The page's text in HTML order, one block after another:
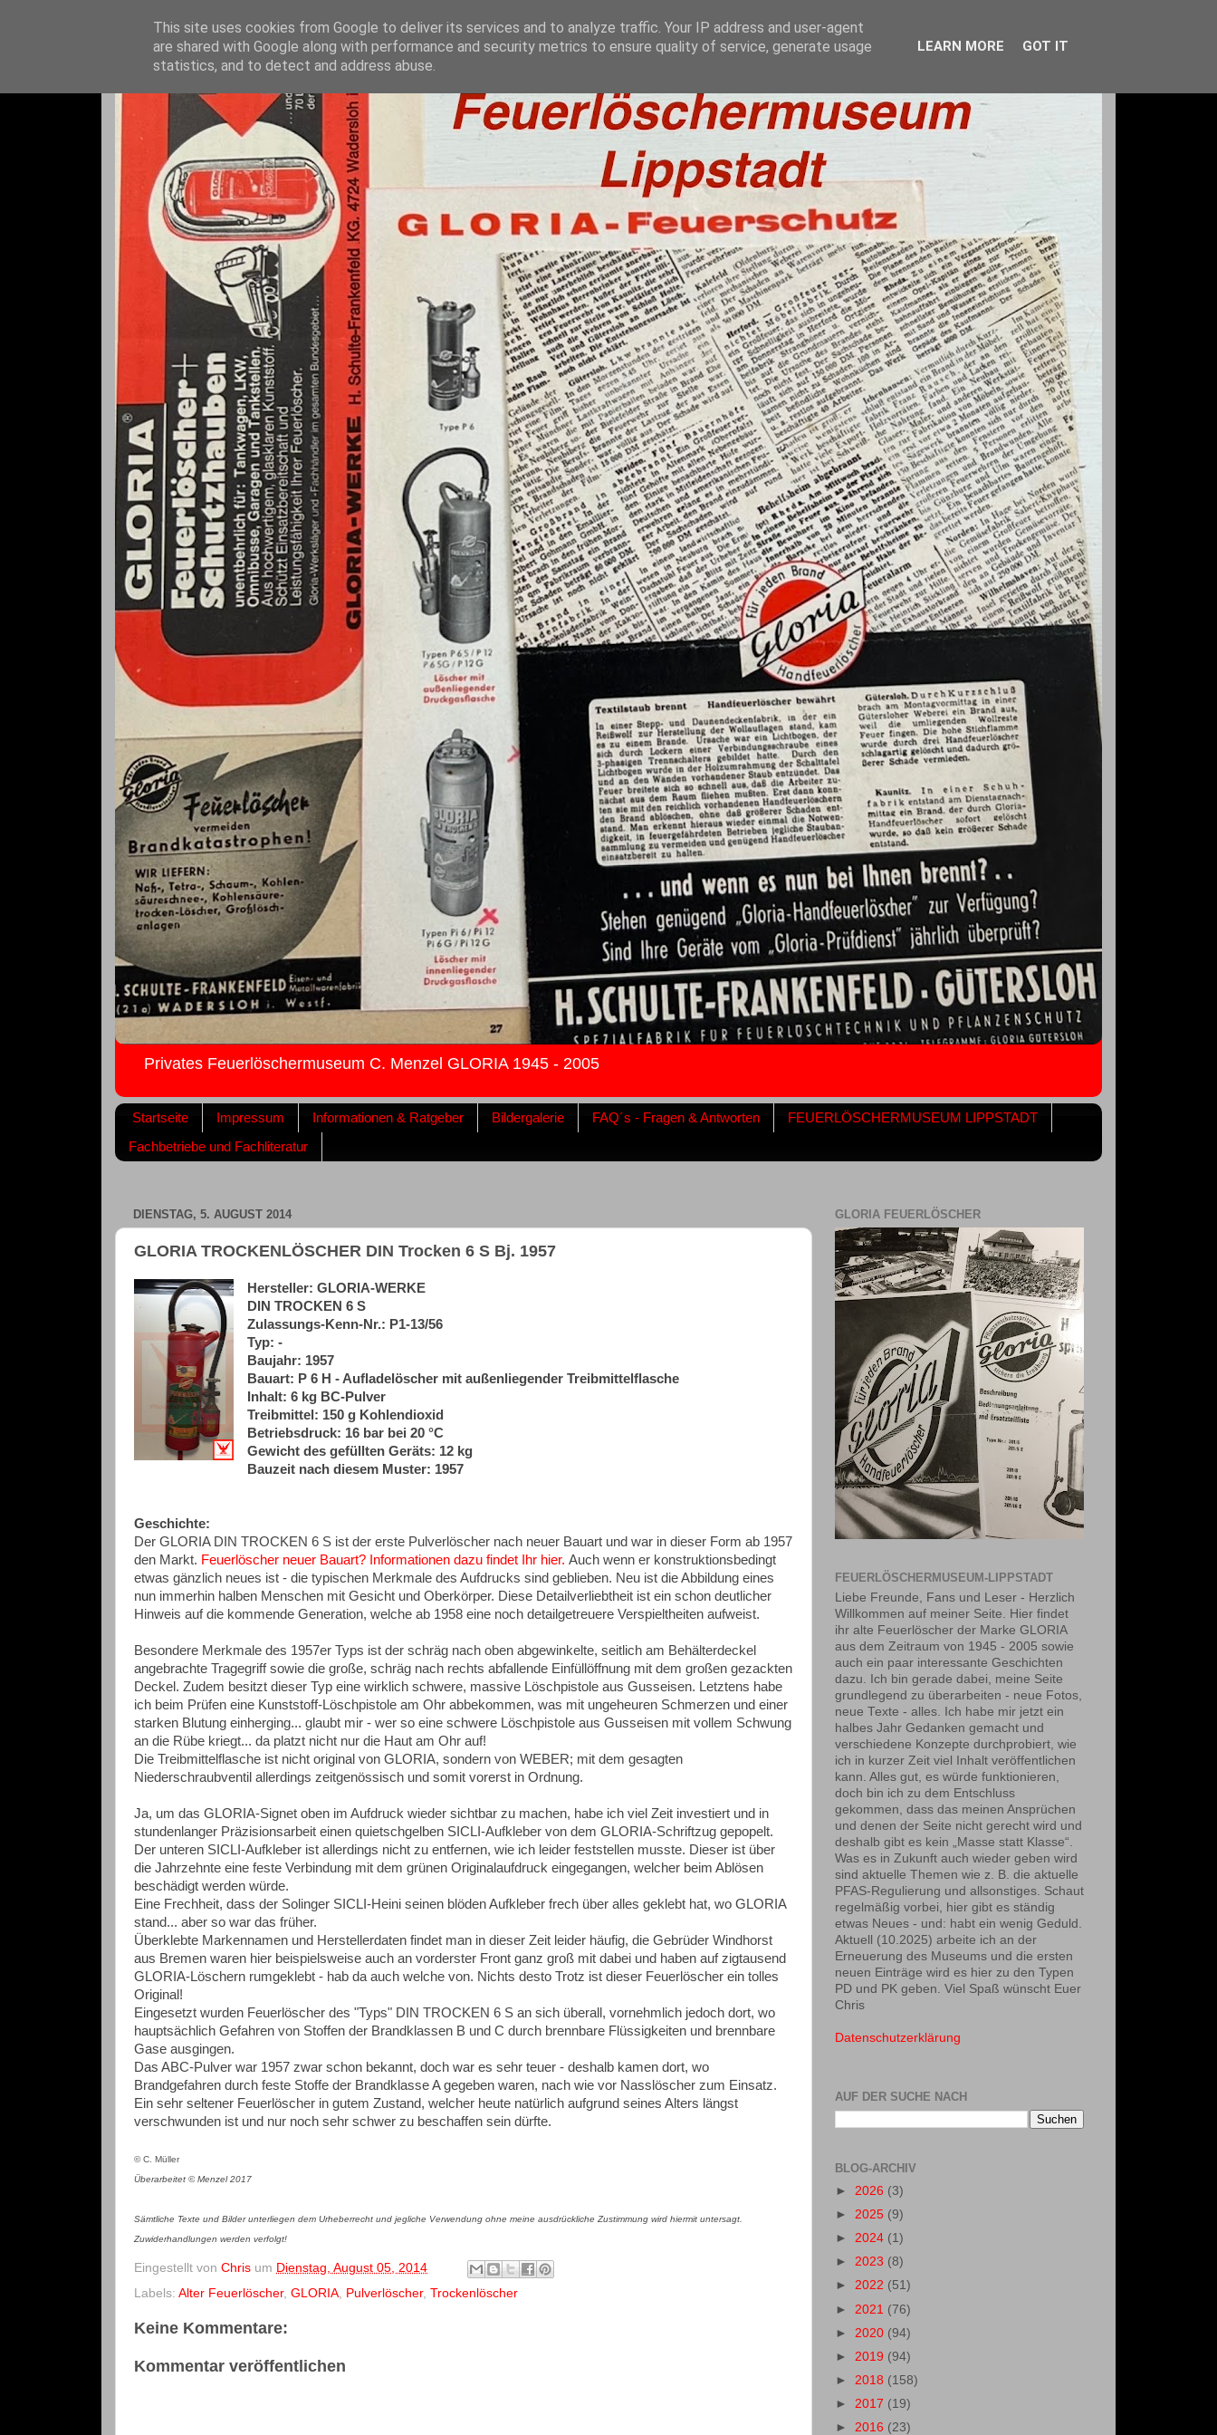
Privates Feuerlöschermuseum C. Menzel GLORIA 1945 - 2005
Startseite Impressum Informationen & Ratgeber Bildergalerie FAQ´s - Fragen & Antworten
FEUERLÖSCHERMUSEUM LIPPSTADT
Fachbetriebe und Fachliteratur
DIENSTAG, 5. AUGUST 2014
GLORIA TROCKENLÖSCHER DIN Trocken 6 S Bj. 1957
Hersteller: GLORIA-WERKE
DIN TROCKEN 6 S
Zulassungs-Kenn-Nr.: P1-13/56
Typ: -
Baujahr: 1957
Bauart: P 6 H - Aufladelöscher mit außenliegender Treibmittelflasche
Inhalt: 6 kg BC-Pulver
Treibmittel: 150 g Kohlendioxid
Betriebsdruck: 16 bar bei 20 °C
Gewicht des gefüllten Geräts: 12 kg
Bauzeit nach diesem Muster: 1957
Geschichte:
Der GLORIA DIN TROCKEN 6 S ist der erste Pulverlöscher nach neuer Bauart und war in dieser Form ab 1957
den Markt. Feuerlöscher neuer Bauart? Informationen dazu findet Ihr hier. Auch wenn er konstruktionsbedingt
etwas gänzlich neues ist - die typischen Merkmale des Aufdrucks sind geblieben. Neu ist die Abbildung eines
nun immerhin halben Menschen mit Gesicht und Oberkörper. Diese Detailverliebtheit ist ein schon deutlicher
Hinweis auf die kommende Generation, welche ab 1958 eine noch detailgetreuere Verspieltheiten aufweist.
Besondere Merkmale des 1957er Typs ist der schräg nach oben abgewinkelte, seitlich am Behälterdeckel
angebrachte Tragegriff sowie die große, schräg nach rechts abfallende Einfüllöffnung mit dem großen gezackten
Deckel. Zudem besitzt dieser Typ eine wirklich schwere, massive Löschpistole aus Gusseisen. Letztens habe
ich beim Prüfen eine Kunststoff-Löschpistole am Ohr abbekommen, was mit ungeheuren Schmerzen und einer
starken Blutung einherging... glaubt mir - wer so eine schwere Löschpistole aus Gusseisen mit vollem Schwung
an die Rübe kriegt... da platzt nicht nur die Haut am Ohr auf!
Die Treibmittelflasche ist nicht original von GLORIA, sondern von WEBER; mit dem gesagten
Niederschraubventil allerdings zeitgenössisch und somit vorerst in Ordnung.
Ja, um das GLORIA-Signet oben im Aufdruck wieder sichtbar zu machen, habe ich viel Zeit investiert und in
stundenlanger Präzisionsarbeit einen quietschgelben SICLI-Aufkleber von dem GLORIA-Schriftzug gepopelt.
Der unteren SICLI-Aufkleber ist allerdings nicht zu entfernen, wie ich leider feststellen musste. Dieser ist über
die Jahrzehnte eine feste Verbindung mit dem grünen Originalaufdruck eingegangen, welcher beim Ablösen
beschädigt werden würde.
Eine Frechheit, dass der Solinger SICLI-Heini seinen blöden Aufkleber frech über alles geklebt hat, wo GLORIA
stand... aber so war das früher.
Überklebte Markennamen und Herstellerdaten findet man in dieser Zeit leider häufig, die Gebrüder Windhorst
aus Bremen waren hier beispielsweise auch an vorderster Front ganz groß mit dabei und haben auf zigtausend
GLORIA-Löschern rumgeklebt - hab da auch welche von. Nichts desto Trotz ist dieser Feuerlöscher ein tolles
Original!
Eingesetzt wurden Feuerlöscher des "Typs" DIN TROCKEN 6 S an sich überall, vornehmlich jedoch dort, wo
hauptsächlich Gefahren von Stoffen der Brandklassen B und C durch brennbare Flüssigkeiten und brennbare
Gase ausgingen.
Das ABC-Pulver war 1957 zwar schon bekannt, doch war es sehr teuer - deshalb kamen dort, wo
Brandgefahren durch feste Stoffe der Brandklasse A gegeben waren, nach wie vor Nasslöscher zum Einsatz.
Ein sehr seltener Feuerlöscher in gutem Zustand, welcher heute natürlich aufgrund seines Alters längst
verschwunden ist und nur noch sehr schwer zu beschaffen sein dürfte.
© C. Müller
Überarbeitet © Menzel 2017
Sämtliche Texte und Bilder unterliegen dem Urheberrecht und jegliche Verwendung ohne meine ausdrückliche Zustimmung wird hiermit untersagt.
Zuwiderhandlungen werden verfolgt!
Eingestellt von Chris um Dienstag, August 05, 2014
Labels: Alter Feuerlöscher, GLORIA, Pulverlöscher, Trockenlöscher
Keine Kommentare:
Kommentar veröffentlichen
GLORIA FEUERLÖSCHER
FEUERLÖSCHERMUSEUM-LIPPSTADT
Liebe Freunde, Fans und Leser - Herzlich
Willkommen auf meiner Seite. Hier findet
ihr alte Feuerlöscher der Marke GLORIA
aus dem Zeitraum von 1945 - 2005 sowie
auch ein paar interessante Geschichten
dazu. Ich bin gerade dabei, meine Seite
grundlegend zu überarbeiten - neue Fotos,
neue Texte - alles. Ich habe mir jetzt ein
halbes Jahr Gedanken gemacht und
verschiedene Konzepte durchprobiert, wie
ich in kurzer Zeit viel Inhalt veröffentlichen
kann. Alles gut, es würde funktionieren,
doch bin ich zu dem Entschluss
gekommen, dass das meinen Ansprüchen
und denen der Seite nicht gerecht wird und
deshalb gibt es kein „Masse statt Klasse“.
Was es in Zukunft auch wieder geben wird
sind aktuelle Themen wie z. B. die aktuelle
PFAS-Regulierung und allsonstiges. Schaut
regelmäßig vorbei, hier gibt es ständig
etwas Neues - und: habt ein wenig Geduld.
Aktuell (10.2025) arbeite ich an der
Erneuerung des Museums und die ersten
neuen Einträge wird es hier zu den Typen
PD und PK geben. Viel Spaß wünscht Euer
Chris
Datenschutzerklärung
AUF DER SUCHE NACH
BLOG-ARCHIV
► 2026 (3)
► 2025 (9)
► 2024 (1)
► 2023 (8)
► 2022 (51)
► 2021 (76)
► 2020 (94)
► 2019 (94)
► 2018 (158)
► 2017 (19)
► 2016 (23)
This site uses cookies from Google to deliver its services and to analyze traffic. Your IP address and user-agent
are shared with Google along with performance and security metrics to ensure quality of service, generate usage
statistics, and to detect and address abuse.
LEARN MORE GOT IT